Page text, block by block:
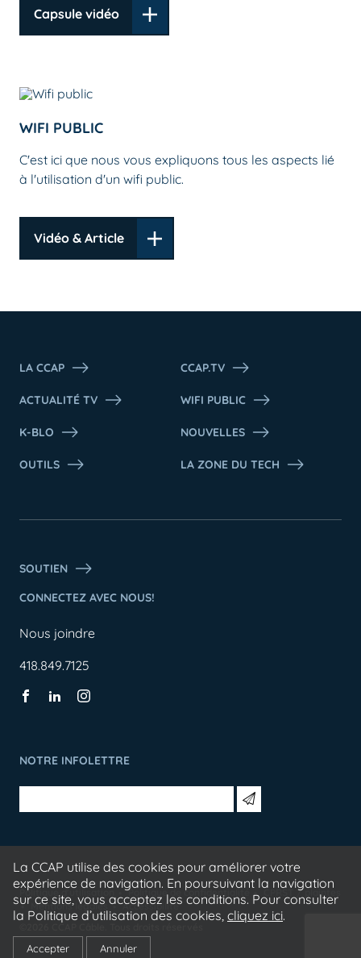
Capsule vidéo
WIFI PUBLIC
C'est ici que nous vous expliquons tous les aspects lié
à l'utilisation d'un wifi public.
Vidéo & Article
LA CCAP CCAP.TV
ACTUALITÉ TV WIFI PUBLIC
K-BLO NOUVELLES
OUTILS LA ZONE DU TECH
SOUTIEN
CONNECTEZ AVEC NOUS!
Nous joindre
418.849.7125
NOTRE INFOLETTRE
Politique d'utilisation Politique de confidentialité
CPRST / plaintes
Mentions légales
Accessibilité
La CCAP utilise des cookies pour améliorer votre
expérience de navigation. En poursuivant la navigation
sur ce site, vous acceptez les conditions. Pour consulter
la Politique d’utilisation des cookies, cliquez ici.
Accepter Annuler